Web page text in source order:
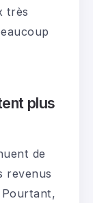
très
plus
de
revenus